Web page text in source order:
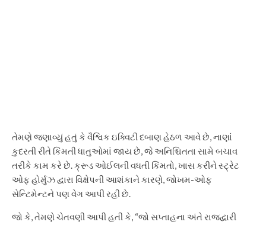
તેમણે જણાવ્યું હતું કે વૈશ્વિક ઇક્વિટી દબાણ હેઠળ આવે છે, નાણાં
કુદરતી રીતે કિંમતી ધાતુઓમાં જાય છે, જે અનિશ્ચિતતા સામે બચાવ
તરીકે કામ કરે છે. ક્રૂડ ઓઈલની વધતી કિંમતો, ખાસ કરીને સ્ટ્રેટ
ઓફ હોર્મુઝ દ્વારા વિક્ષેપની આશંકાને કારણે, જોખમ-ઓફ
સેન્ટિમેન્ટને પણ વેગ આપી રહી છે.
જો કે, તેમણે ચેતવણી આપી હતી કે, “જો સપ્તાહના અંતે રાજદ્વારી